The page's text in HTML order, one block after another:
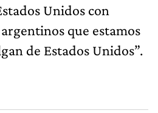
Unidos con
que estamos
de Estados Unidos”.